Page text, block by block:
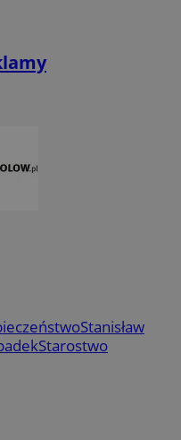
Stanisław
Starostwo